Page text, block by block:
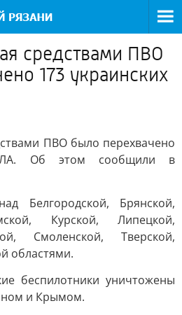
средствами ПВО
173 украинских
ПВО было перехвачено
Об этом сообщили в
Белгородской, Брянской,
Курской, Липецкой,
Смоленской, Тверской,
областями.
беспилотники уничтожены
и Крымом.